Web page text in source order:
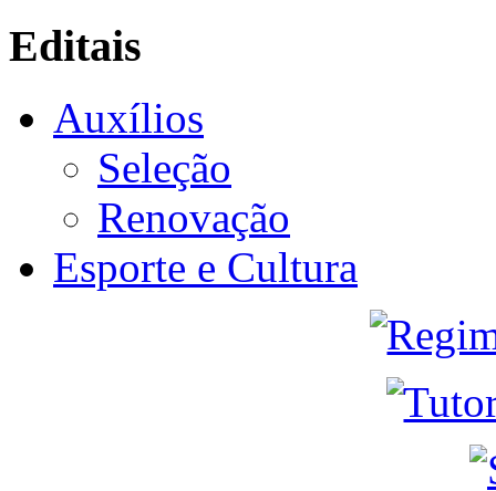
Editais
Auxílios
Seleção
Renovação
Esporte e Cultura